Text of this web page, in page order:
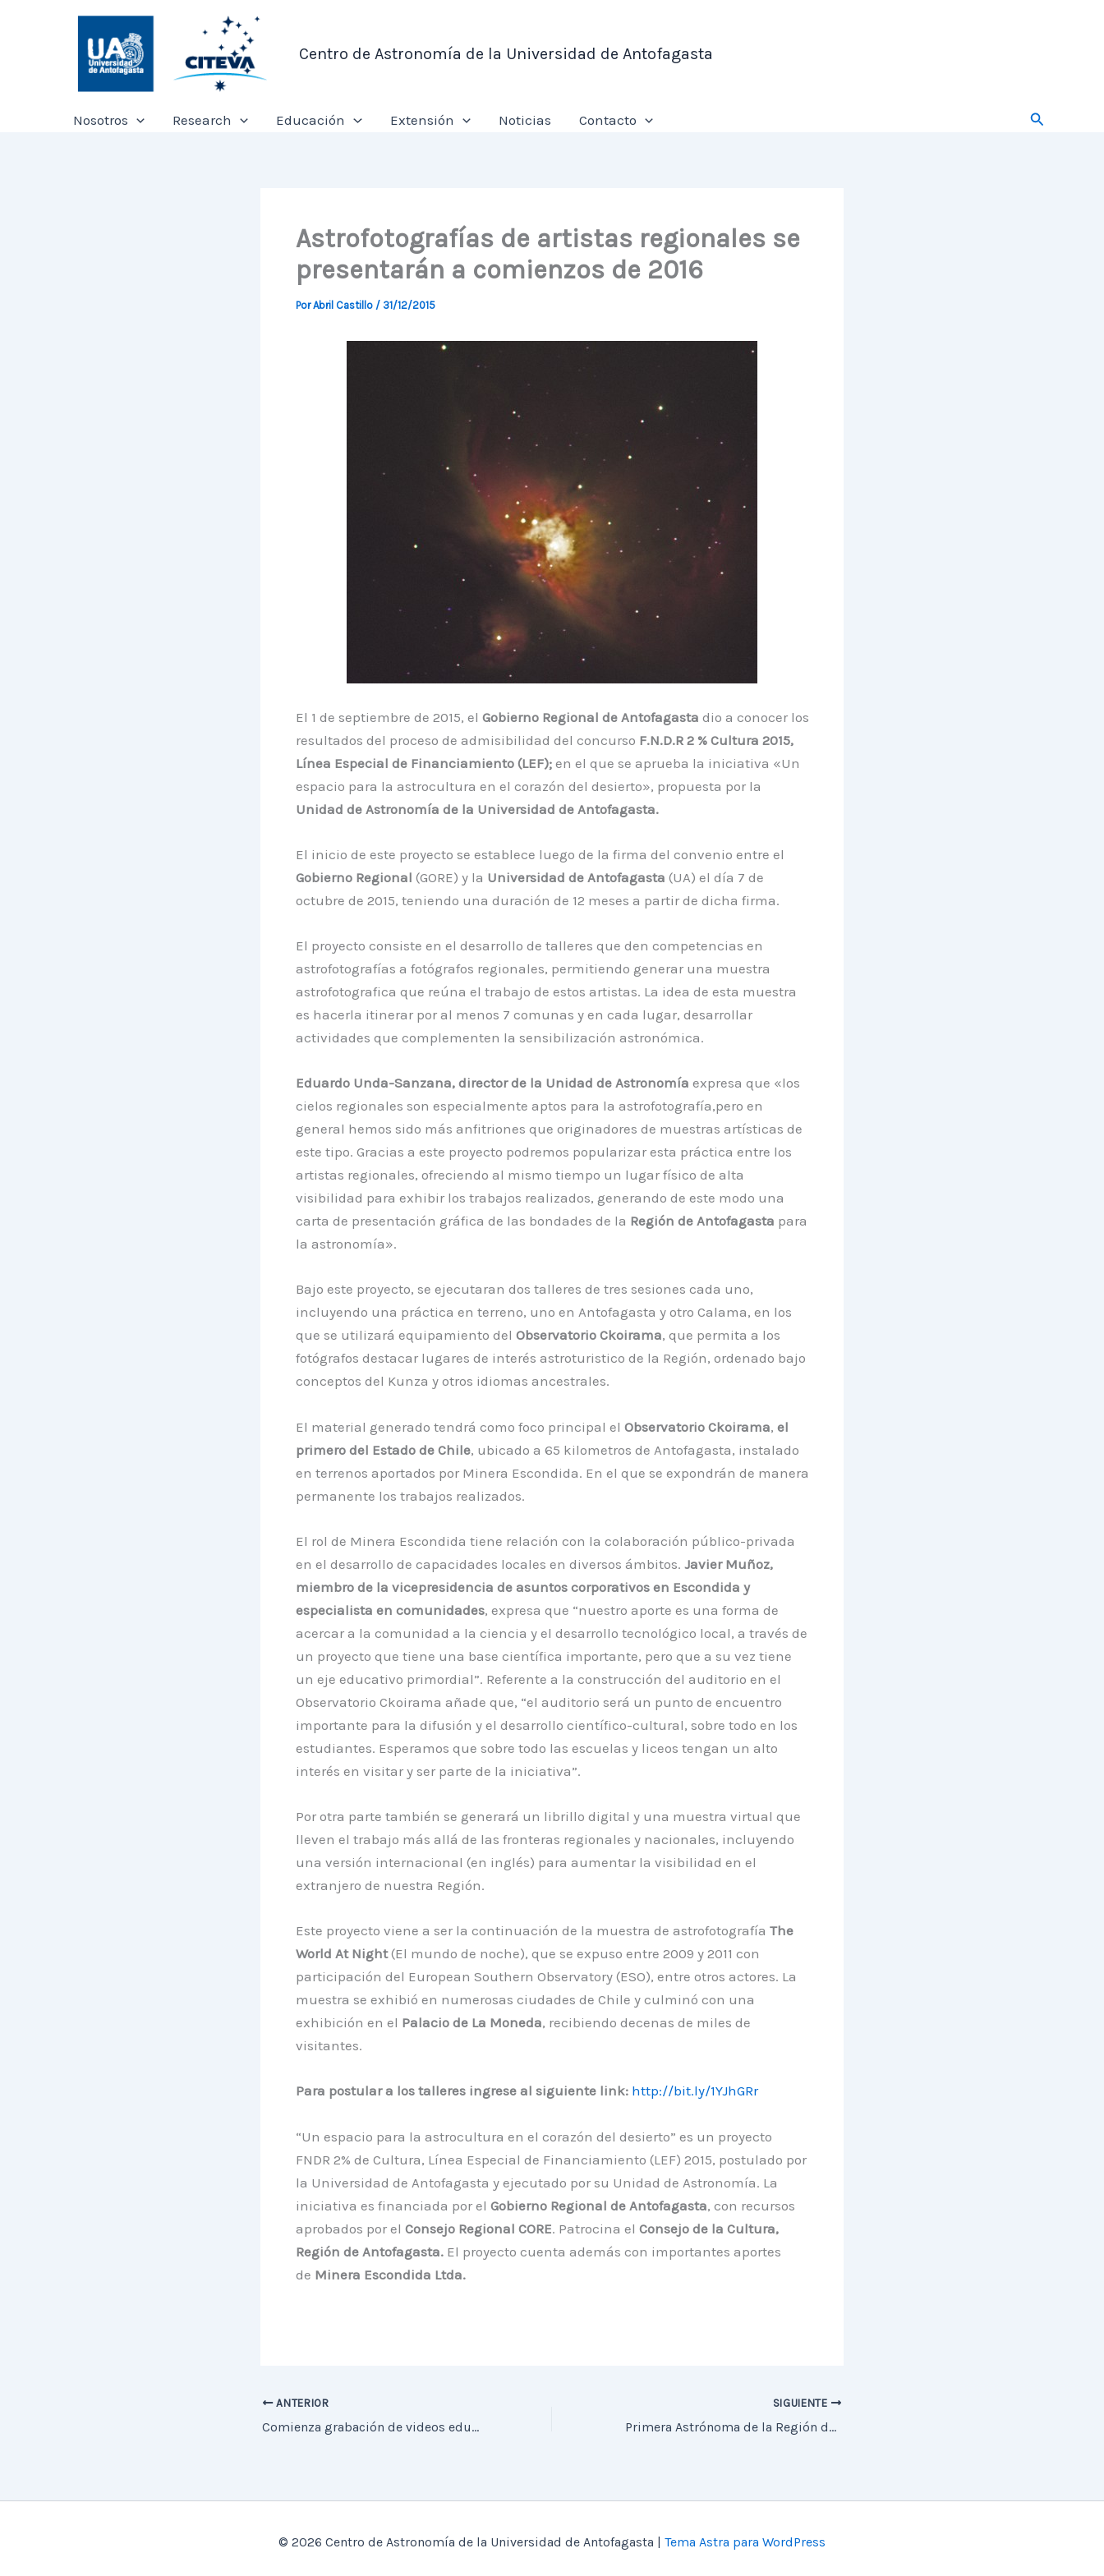
Centro de Astronomía de la Universidad de Antofagasta
Nosotros Research Educación Extensión Noticias Contacto Buscar
Astrofotografías de artistas regionales se
presentarán a comienzos de 2016
PorAbril Castillo / 31/12/2015
El 1 de septiembre de 2015, el Gobierno Regional de Antofagasta dio a conocer los
resultados del proceso de admisibilidad del concurso F.N.D.R 2 % Cultura 2015,
Línea Especial de Financiamiento (LEF); en el que se aprueba la iniciativa «Un
espacio para la astrocultura en el corazón del desierto», propuesta por la
Unidad de Astronomía de la Universidad de Antofagasta.
El inicio de este proyecto se establece luego de la firma del convenio entre el
Gobierno Regional (GORE) y la Universidad de Antofagasta (UA) el día 7 de
octubre de 2015, teniendo una duración de 12 meses a partir de dicha firma.
El proyecto consiste en el desarrollo de talleres que den competencias en
astrofotografías a fotógrafos regionales, permitiendo generar una muestra
astrofotografica que reúna el trabajo de estos artistas. La idea de esta muestra
es hacerla itinerar por al menos 7 comunas y en cada lugar, desarrollar
actividades que complementen la sensibilización astronómica.
Eduardo Unda-Sanzana, director de la Unidad de Astronomía expresa que «los
cielos regionales son especialmente aptos para la astrofotografía,pero en
general hemos sido más anfitriones que originadores de muestras artísticas de
este tipo. Gracias a este proyecto podremos popularizar esta práctica entre los
artistas regionales, ofreciendo al mismo tiempo un lugar físico de alta
visibilidad para exhibir los trabajos realizados, generando de este modo una
carta de presentación gráfica de las bondades de la Región de Antofagasta para
la astronomía».
Bajo este proyecto, se ejecutaran dos talleres de tres sesiones cada uno,
incluyendo una práctica en terreno, uno en Antofagasta y otro Calama, en los
que se utilizará equipamiento del Observatorio Ckoirama, que permita a los
fotógrafos destacar lugares de interés astroturistico de la Región, ordenado bajo
conceptos del Kunza y otros idiomas ancestrales.
El material generado tendrá como foco principal el Observatorio Ckoirama, el
primero del Estado de Chile, ubicado a 65 kilometros de Antofagasta, instalado
en terrenos aportados por Minera Escondida. En el que se expondrán de manera
permanente los trabajos realizados.
El rol de Minera Escondida tiene relación con la colaboración público-privada
en el desarrollo de capacidades locales en diversos ámbitos. Javier Muñoz,
miembro de la vicepresidencia de asuntos corporativos en Escondida y
especialista en comunidades, expresa que “nuestro aporte es una forma de
acercar a la comunidad a la ciencia y el desarrollo tecnológico local, a través de
un proyecto que tiene una base científica importante, pero que a su vez tiene
un eje educativo primordial”. Referente a la construcción del auditorio en el
Observatorio Ckoirama añade que, “el auditorio será un punto de encuentro
importante para la difusión y el desarrollo científico-cultural, sobre todo en los
estudiantes. Esperamos que sobre todo las escuelas y liceos tengan un alto
interés en visitar y ser parte de la iniciativa”.
Por otra parte también se generará un librillo digital y una muestra virtual que
lleven el trabajo más allá de las fronteras regionales y nacionales, incluyendo
una versión internacional (en inglés) para aumentar la visibilidad en el
extranjero de nuestra Región.
Este proyecto viene a ser la continuación de la muestra de astrofotografía The
World At Night(El mundo de noche), que se expuso entre 2009 y 2011 con
participación del European Southern Observatory (ESO), entre otros actores. La
muestra se exhibió en numerosas ciudades de Chile y culminó con una
exhibición en el Palacio de La Moneda, recibiendo decenas de miles de
visitantes.
Para postular a los talleres ingrese al siguiente link: http://bit.ly/1YJhGRr
“Un espacio para la astrocultura en el corazón del desierto” es un proyecto
FNDR 2% de Cultura, Línea Especial de Financiamiento (LEF) 2015, postulado por
la Universidad de Antofagasta y ejecutado por su Unidad de Astronomía. La
iniciativa es financiada por el Gobierno Regional de Antofagasta, con recursos
aprobados por el Consejo Regional CORE. Patrocina el Consejo de la Cultura,
Región de Antofagasta. El proyecto cuenta además con importantes aportes
de Minera Escondida Ltda.
ANTERIOR
Comienza grabación de videos educativos, proyecto FNDR 2% de Cultura 2015
SIGUIENTE
Primera Astrónoma de la Región de Antofagasta se incorpora a nuestra Unidad
© 2026 Centro de Astronomía de la Universidad de Antofagasta | Tema Astra para WordPress